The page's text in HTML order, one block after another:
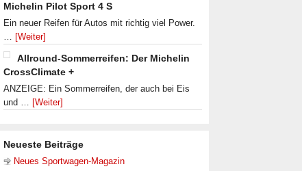
Michelin Pilot Sport 4 S
Ein neuer Reifen für Autos mit richtig viel Power.
… [Weiter]
Allround-Sommerreifen: Der Michelin
CrossClimate +
ANZEIGE: Ein Sommerreifen, der auch bei Eis
und … [Weiter]
Neueste Beiträge
Neues Sportwagen-Magazin